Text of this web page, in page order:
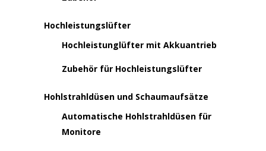
Hochleistungslüfter
Hochleistunglüfter mit Akkuantrieb
Zubehör für Hochleistungslüfter
Hohlstrahldüsen und Schaumaufsätze
Automatische Hohlstrahldüsen für
Monitore